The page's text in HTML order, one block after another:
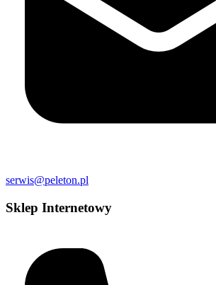
serwis@peleton.pl
Sklep Internetowy